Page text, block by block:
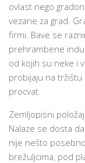
ovlast nego
vezane za grad.
firmi. Bave se
prehrambene
od kojih su neke i
probijaju na tržištu
procvat.
Zemljopisni
Nalaze se dosta
nije nešto
brežuljcima, pod